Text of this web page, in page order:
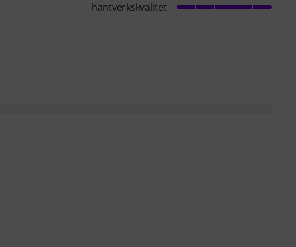
hantverkskvalitet